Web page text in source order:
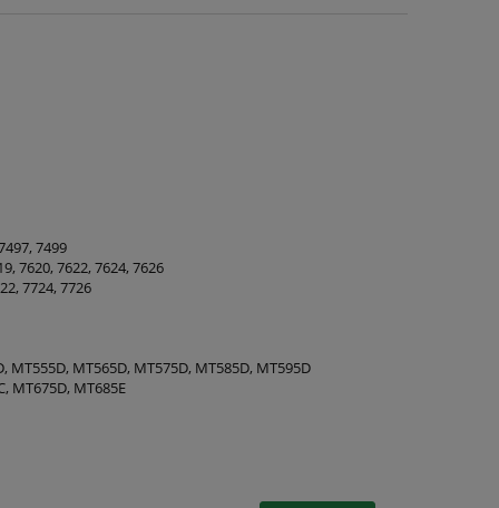
7499
7620, 7622, 7624, 7626
7724, 7726
MT555D, MT565D, MT575D, MT585D, MT595D
MT675D, MT685E